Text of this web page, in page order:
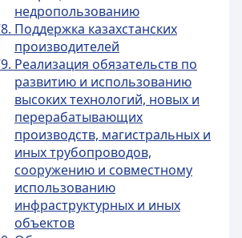
недропользованию
Поддержка казахстанских
производителей
Реализация обязательств по
развитию и использованию
высоких технологий, новых и
перерабатывающих
производств, магистральных и
иных трубопроводов,
сооружению и совместному
использованию
инфраструктурных и иных
объектов